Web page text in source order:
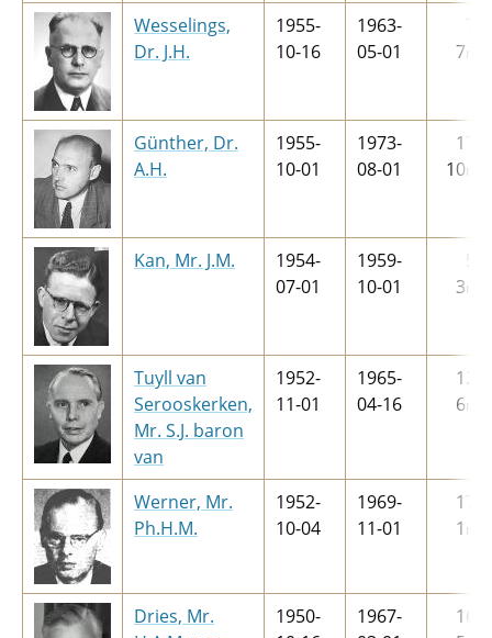
Wesselings,
Dr. J.H.
1955-
10-16
1963-
05-01
7
7m
Günther, Dr.
A.H.
1955-
10-01
1973-
08-01
17
10m
Kan, Mr. J.M.
1954-
07-01
1959-
10-01
3m
Tuyll van
Serooskerken,
Mr. S.J. baron
van
1952-
11-01
1965-
04-16
12
6m
Werner, Mr.
Ph.H.M.
1952-
10-04
1969-
11-01
17
1 m
Dries, Mr.
1950-
1967-
16